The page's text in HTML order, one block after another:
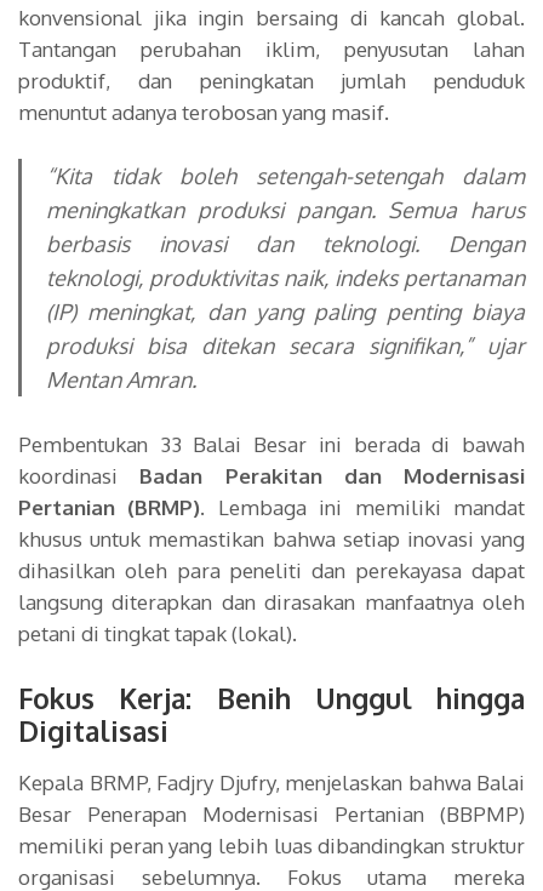
konvensional jika ingin bersaing di kancah global.
Tantangan perubahan iklim, penyusutan lahan
produktif, dan peningkatan jumlah penduduk
menuntut adanya terobosan yang masif.
“Kita tidak boleh setengah-setengah dalam
meningkatkan produksi pangan. Semua harus
berbasis inovasi dan teknologi. Dengan
teknologi, produktivitas naik, indeks pertanaman
(IP) meningkat, dan yang paling penting biaya
produksi bisa ditekan secara signifikan,”ujar
Mentan Amran.
Pembentukan 33 Balai Besar ini berada di bawah
koordinasi Badan Perakitan dan Modernisasi
Pertanian (BRMP). Lembaga ini memiliki mandat
khusus untuk memastikan bahwa setiap inovasi yang
dihasilkan oleh para peneliti dan perekayasa dapat
langsung diterapkan dan dirasakan manfaatnya oleh
petani di tingkat tapak (lokal).
Fokus Kerja: Benih Unggul hingga
Digitalisasi
Kepala BRMP, Fadjry Djufry, menjelaskan bahwa Balai
Besar Penerapan Modernisasi Pertanian (BBPMP)
memiliki peran yang lebih luas dibandingkan struktur
organisasi sebelumnya. Fokus utama mereka